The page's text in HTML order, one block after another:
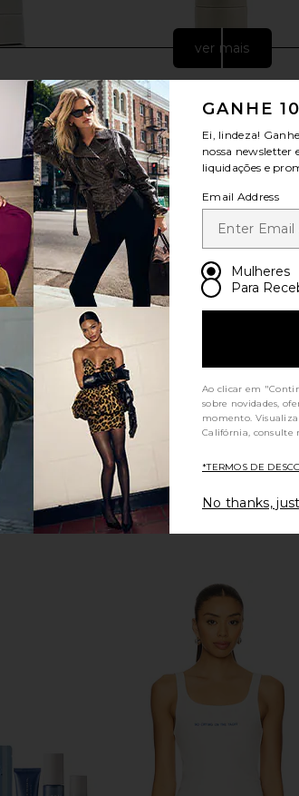
Lusso Self-
To Dark
Dolce Glow Lusso Self-
Mousse in Medium/Dark
Butter Balm Birthday Duo
Summer Fridays
ver mais
GANHE
Ei, lindeza! Ganhe
nossa newsletter
liquidações e
Email Address
Mulheres
Para
Ao clicar em
sobre novidades,
momento.
Califórnia, consulte
*TERMOS DE
No thanks,